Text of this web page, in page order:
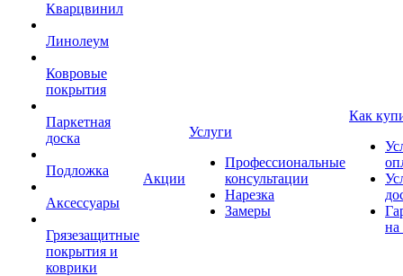
Кварцвинил
Линолеум
Ковровые
покрытия
Паркетная
доска
Подложка
Аксессуары
Грязезащитные
покрытия и
коврики
Акции
Услуги
Профессиональные
консультации
Нарезка
Замеры
Как
на